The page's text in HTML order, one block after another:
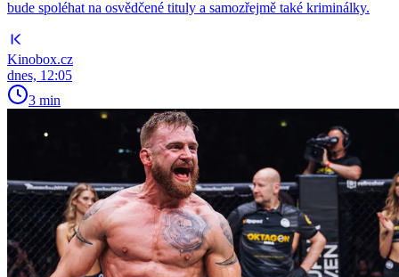
bude spoléhat na osvědčené tituly a samozřejmě také kriminálky.
Kinobox.cz
dnes, 12:05
3 min